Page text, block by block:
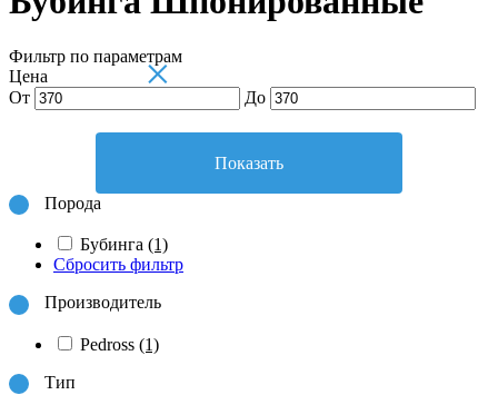
Фильтр по параметрам
×
Цена
От
До
Показать
Порода
Бубинга (1)
Сбросить фильтр
Производитель
Pedross (1)
Тип